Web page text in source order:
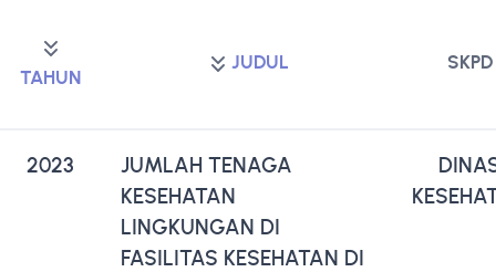
TAHUN
JUDUL SKPD
2023
JUMLAH TENAGA
KESEHATAN
LINGKUNGAN DI
FASILITAS KESEHATAN DI